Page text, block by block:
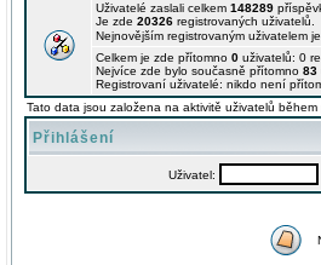
Uživatelé zaslali celkem 148289
Je zde 20326 registrovaných uživatelů.
Nejnovějším registrovaným uživatelem je
Celkem je zde přítomno 0 uživatelů: 0
Nejvíce zde bylo současně přítomno 83
Registrovaní uživatelé: nikdo není
Tato data jsou založena na aktivitě uživatelů
Přihlášení
Uživatel: